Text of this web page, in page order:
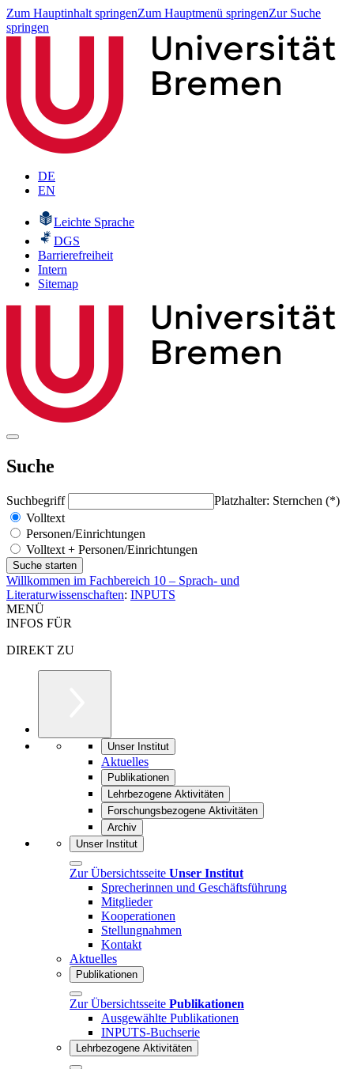
Zum Hauptinhalt springenZum Hauptmenü springenZur Suche
springen
DE
EN
Leichte Sprache
DGS
Barrierefreiheit
Intern
Sitemap
Suche
Suchbegriff
Platzhalter: Sternchen (*)
Volltext
Personen/Einrichtungen
Volltext + Personen/Einrichtungen
Willkommen im Fachbereich 10 – Sprach- und
Literaturwissenschaften: INPUTS
MENÜ
INFOS FÜR
DIREKT ZU
Unser Institut
Aktuelles
Publikationen
Lehrbezogene Aktivitäten
Forschungsbezogene Aktivitäten
Archiv
Unser Institut
Zur Übersichtsseite Unser Institut
Sprecherinnen und Geschäftsführung
Mitglieder
Kooperationen
Stellungnahmen
Kontakt
Aktuelles
Publikationen
Zur Übersichtsseite Publikationen
Ausgewählte Publikationen
INPUTS-Buchserie
Lehrbezogene Aktivitäten